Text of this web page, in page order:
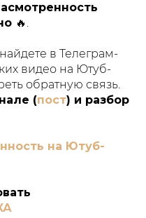
🔥.
в Телеграм-
видео на Ютуб-
обратную связь.
(пост) и разбор
на Ютуб-